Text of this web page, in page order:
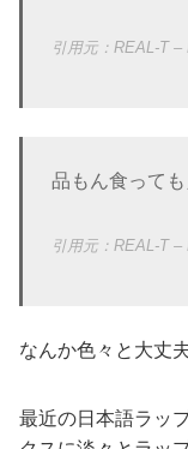
REAL-T –
品もん食って
REAL-T –
なんか色々と大丈
最近の日本語ラッ